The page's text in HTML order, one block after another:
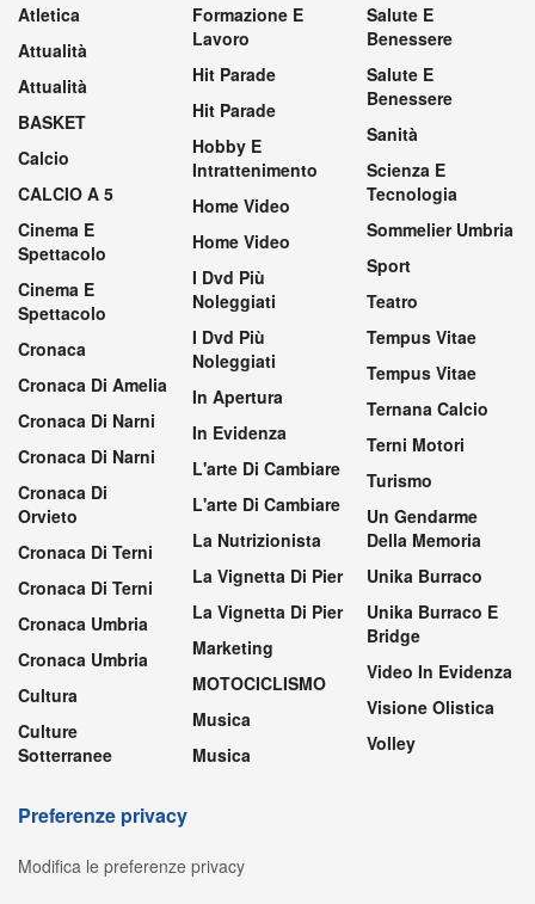
Atletica
Attualità
Attualità
BASKET
Calcio
CALCIO A 5
Cinema E
Spettacolo
Cinema E
Spettacolo
Cronaca
Cronaca Di Amelia
Cronaca Di Narni
Cronaca Di Narni
Cronaca Di
Orvieto
Cronaca Di Terni
Cronaca Di Terni
Cronaca Umbria
Cronaca Umbria
Cultura
Culture
Sotterranee
Formazione E
Lavoro
Hit Parade
Hit Parade
Hobby E
Intrattenimento
Home Video
Home Video
I Dvd Più
Noleggiati
I Dvd Più
Noleggiati
In Apertura
In Evidenza
L'arte Di Cambiare
L'arte Di Cambiare
La Nutrizionista
La Vignetta Di Pier
La Vignetta Di Pier
Marketing
MOTOCICLISMO
Musica
Musica
Salute E
Benessere
Salute E
Benessere
Sanità
Scienza E
Tecnologia
Sommelier Umbria
Sport
Teatro
Tempus Vitae
Tempus Vitae
Ternana Calcio
Terni Motori
Turismo
Un Gendarme
Della Memoria
Unika Burraco
Unika Burraco E
Bridge
Video In Evidenza
Visione Olistica
Volley
Preferenze privacy
Modifica le preferenze privacy